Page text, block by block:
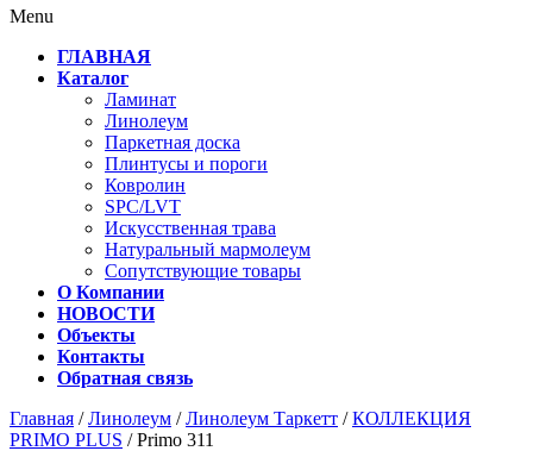
Menu
ГЛАВНАЯ
Каталог
Ламинат
Линолеум
Паркетная доска
Плинтусы и пороги
Ковролин
SPC/LVT
Искусственная трава
Натуральный мармолеум
Сопутствующие товары
О Компании
НОВОСТИ
Объекты
Контакты
Обратная связь
Главная /Линолеум /Линолеум Таркетт /КОЛЛЕКЦИЯ
PRIMO PLUS / Primo 311